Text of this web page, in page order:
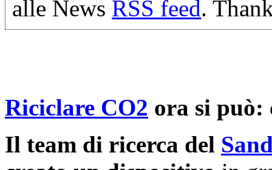
alle News RSS feed.
Riciclare CO2 ora si può:
Il team di ricerca del